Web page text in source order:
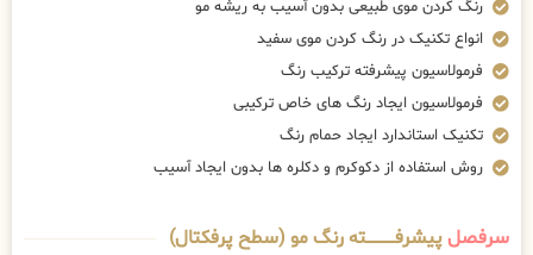
رنگ کردن موی طبیعی بدون آسیب به ریشه مو
انواع تکنیک در رنگ کردن موی سفید
فرمولاسیون پیشرفته ترکیب رنگ
فرمولاسیون ایجاد رنگ های خاص ترکیبی
تکنیک استاندارد ایجاد حمام رنگ
روش استفاده از دکوکرم و دکلره ها بدون ایجاد آسیب
سرفصلپیشرفــــــــــــته رنگ مو (سطح پرفکتال)